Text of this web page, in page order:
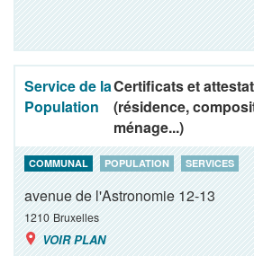
Service de la
Population
Certificats et
(résidence,
ménage...)
COMMUNAL POPULATION SERVICES
avenue de l'Astronomie 12-13
1210 Bruxelles
VOIR PLAN